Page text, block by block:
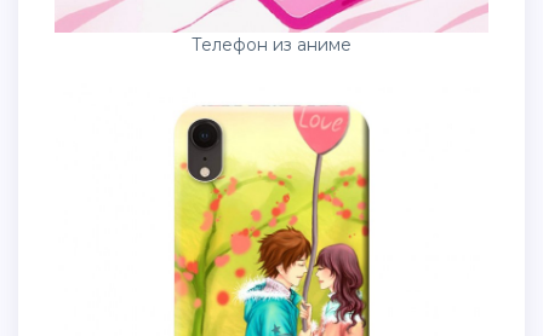
Телефон из аниме